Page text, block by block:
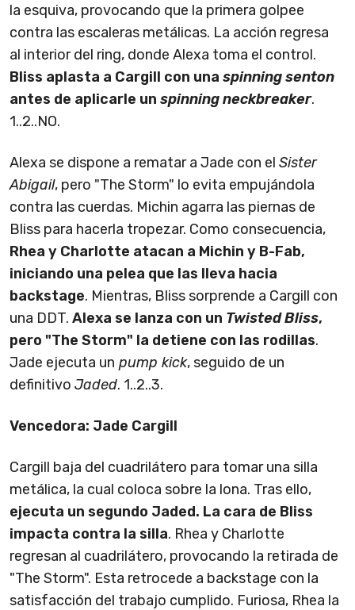
la esquiva, provocando que la primera golpee
contra las escaleras metálicas. La acción regresa
al interior del ring, donde Alexa toma el control.
Bliss aplasta a Cargill con una spinning senton
antes de aplicarle un spinning neckbreaker.
1..2..NO.
Alexa se dispone a rematar a Jade con el Sister
Abigail, pero "The Storm" lo evita empujándola
contra las cuerdas. Michin agarra las piernas de
Bliss para hacerla tropezar. Como consecuencia,
Rhea y Charlotte atacan a Michin y B-Fab,
iniciando una pelea que las lleva hacia
backstage. Mientras, Bliss sorprende a Cargill con
una DDT. Alexa se lanza con un Twisted Bliss,
pero "The Storm" la detiene con las rodillas.
Jade ejecuta un pump kick, seguido de un
definitivo Jaded. 1..2..3.
Vencedora: Jade Cargill
Cargill baja del cuadrilátero para tomar una silla
metálica, la cual coloca sobre la lona. Tras ello,
ejecuta un segundo Jaded. La cara de Bliss
impacta contra la silla. Rhea y Charlotte
regresan al cuadrilátero, provocando la retirada de
"The Storm". Esta retrocede a backstage con la
satisfacción del trabajo cumplido. Furiosa, Rhea la